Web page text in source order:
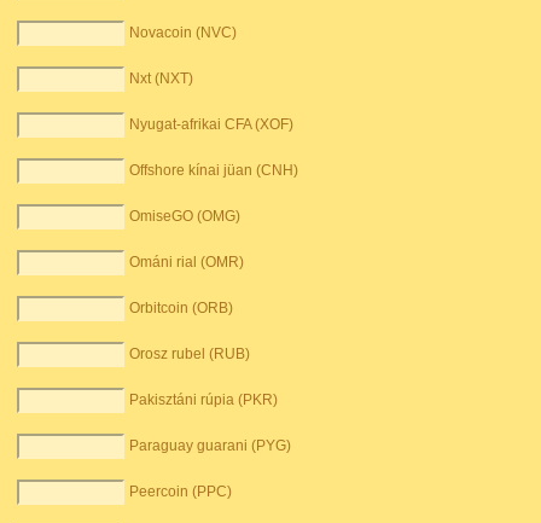
Novacoin (NVC)
Nxt (NXT)
Nyugat-afrikai CFA (XOF)
Offshore kínai jüan (CNH)
OmiseGO (OMG)
Ománi rial (OMR)
Orbitcoin (ORB)
Orosz rubel (RUB)
Pakisztáni rúpia (PKR)
Paraguay guarani (PYG)
Peercoin (PPC)